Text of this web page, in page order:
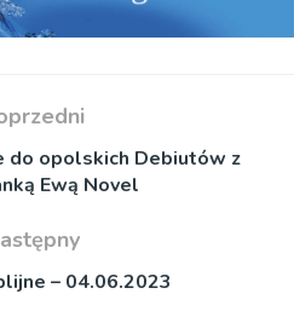
do opolskich Debiutów z
Ewą Novel
– 04.06.2023